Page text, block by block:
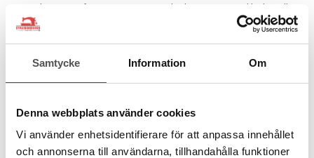
Samtycke Information Om
Denna webbplats använder cookies
Vi använder enhetsidentifierare för att anpassa innehållet
och annonserna till användarna, tillhandahålla funktioner
Moulinégarnet från DMC är av hög kvalité och passar lika bra till
frihandsbroderi som till korsstygnsbroderi. Det består av 6
trådar av bomull med vacker glans och kan delas upp efter
färgbeständigt.
100% bomull
färgbeständigt